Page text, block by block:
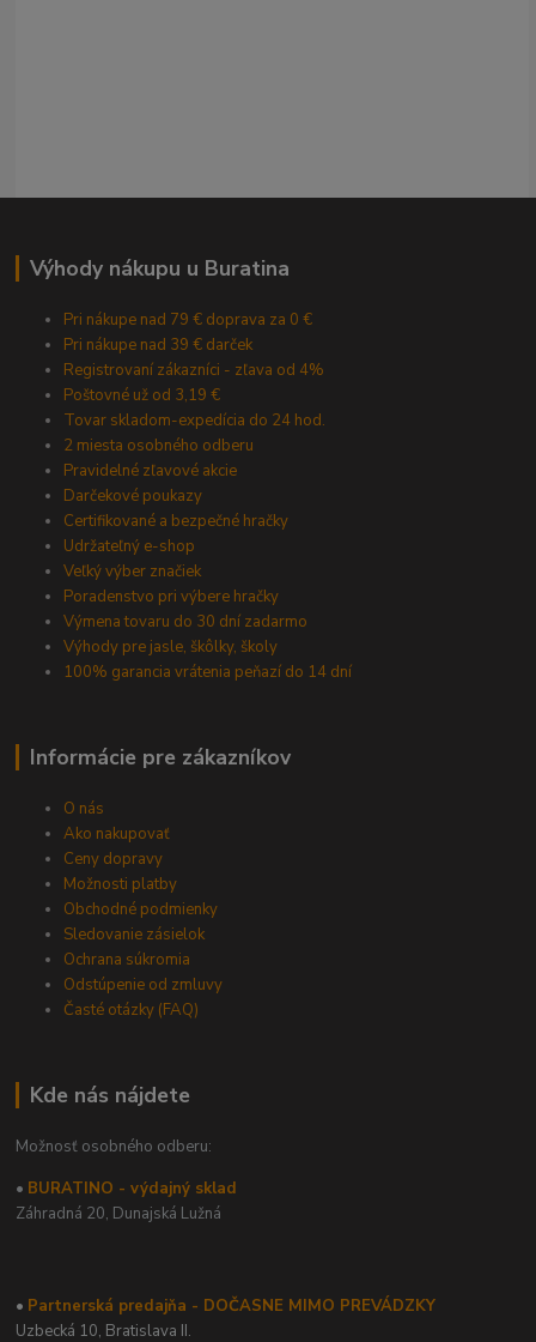
Výhody nákupu u Buratina
Pri nákupe nad 79 € doprava za 0 €
Pri nákupe nad 39 € darček
Registrovaní zákazníci - zľava od 4%
Poštovné už od 3,19 €
Tovar skladom-expedícia do 24 hod.
2 miesta osobného odberu
Pravidelné zľavové akcie
Darčekové poukazy
Certifikované a bezpečné hračky
Udržateľný e-shop
Veľký výber značiek
Poradenstvo pri výbere hračky
Výmena tovaru do 30 dní zadarmo
Výhody pre jasle, škôlky, školy
100% garancia vrátenia peňazí do 14 dní
Informácie pre zákazníkov
O nás
Ako nakupovať
Ceny dopravy
Možnosti platby
Obchodné podmienky
Sledovanie zásielok
Ochrana súkromia
Odstúpenie od zmluvy
Časté otázky (FAQ)
Kde nás nájdete
Možnosť osobného odberu:
• BURATINO - výdajný sklad
Záhradná 20, Dunajská Lužná
• Partnerská predajňa - DOČASNE MIMO PREVÁDZKY
Uzbecká 10, Bratislava II.